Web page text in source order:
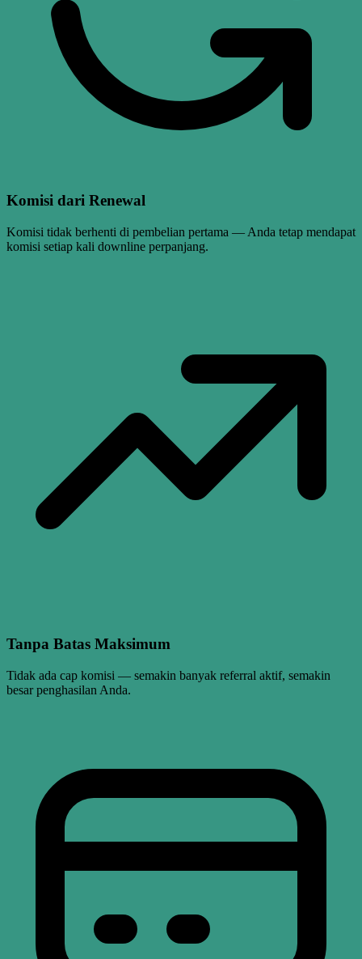
Komisi dari Renewal
Komisi tidak berhenti di pembelian pertama — Anda tetap mendapat
komisi setiap kali downline perpanjang.
Tanpa Batas Maksimum
Tidak ada cap komisi — semakin banyak referral aktif, semakin
besar penghasilan Anda.